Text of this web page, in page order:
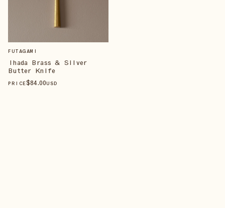
FUTAGAMI
Ihada Brass & Silver
Butter Knife
PRICE$84.00USD